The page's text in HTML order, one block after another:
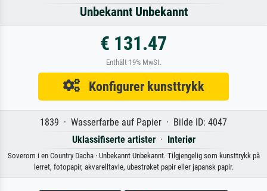
Unbekannt Unbekannt
€ 131.47
Enthält 19% MwSt.
Konfigurer kunsttrykk
1839 · Wasserfarbe auf Papier · Bilde ID: 4047
Uklassifiserte artister· Interiør
Soverom i en Country Dacha · Unbekannt Unbekannt. Tilgjengelig som kunsttrykk på
lerret, fotopapir, akvarelltavle, ubestrøket papir eller japansk papir.